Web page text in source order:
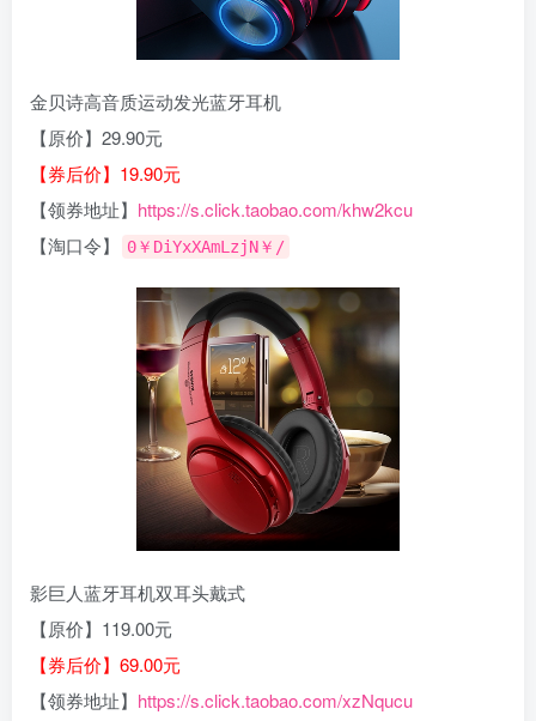
金贝诗高音质运动发光蓝牙耳机
【原价】29.90元
【券后价】19.90元
【领券地址】 https://s.click.taobao.com/khw2kcu
【淘口令】
0￥DiYxXAmLzjN￥/
影巨人蓝牙耳机双耳头戴式
【原价】119.00元
【券后价】69.00元
【领券地址】 https://s.click.taobao.com/xzNqucu